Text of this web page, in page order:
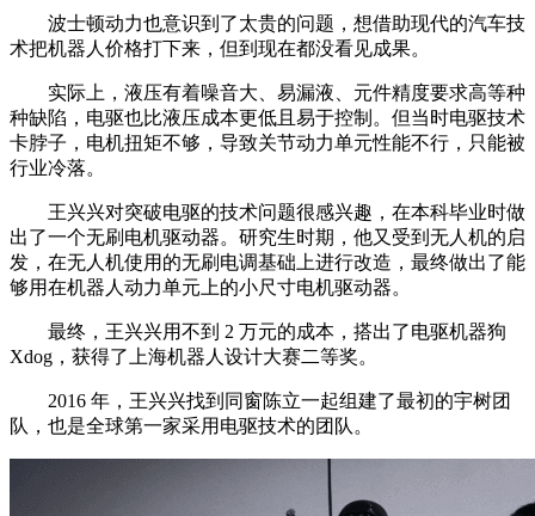
波士顿动力也意识到了太贵的问题，想借助现代的汽车技
术把机器人价格打下来，但到现在都没看见成果。
实际上，液压有着噪音大、易漏液、元件精度要求高等种
种缺陷，电驱也比液压成本更低且易于控制。但当时电驱技术
卡脖子，电机扭矩不够，导致关节动力单元性能不行，只能被
行业冷落。
王兴兴对突破电驱的技术问题很感兴趣，在本科毕业时做
出了一个无刷电机驱动器。研究生时期，他又受到无人机的启
发，在无人机使用的无刷电调基础上进行改造，最终做出了能
够用在机器人动力单元上的小尺寸电机驱动器。
最终，王兴兴用不到 2 万元的成本，搭出了电驱机器狗
Xdog，获得了上海机器人设计大赛二等奖。
2016 年，王兴兴找到同窗陈立一起组建了最初的宇树团
队，也是全球第一家采用电驱技术的团队。